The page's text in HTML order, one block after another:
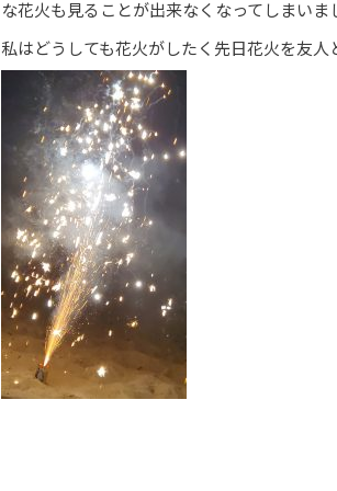
な花火も見ることが出来なくなってしまい
私はどうしても花火がしたく先日花火を友人